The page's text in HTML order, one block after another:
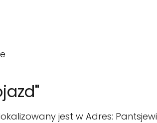
jest w Adres: